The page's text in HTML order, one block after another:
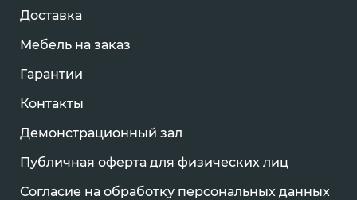
Доставка
Мебель на заказ
Гарантии
Контакты
Демонстрационный зал
Публичная оферта для физических лиц
Согласие на обработку персональных данных